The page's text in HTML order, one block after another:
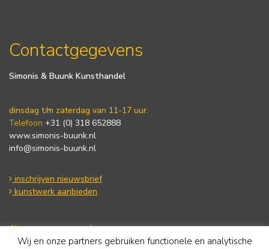
Contactgegevens
Simonis & Buunk Kunsthandel
dinsdag t/m zaterdag van 11-17 uur.
Telefoon +31 (0) 318 652888
www.simonis-buunk.nl
info@simonis-buunk.nl
inschrijven nieuwsbrief
kunstwerk aanbieden
Algemene voorwaarden
Privacy statement
Wij en onze partners gebruiken functionele en analytische